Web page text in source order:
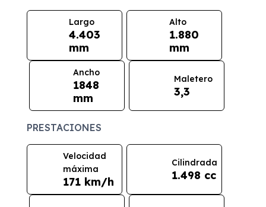
Largo
4.403
mm
Alto
1.880
mm
Ancho
1848
mm
Maletero
3,3
PRESTACIONES
Velocidad
máxima
171 km/h
Cilindrada
1.498 cc